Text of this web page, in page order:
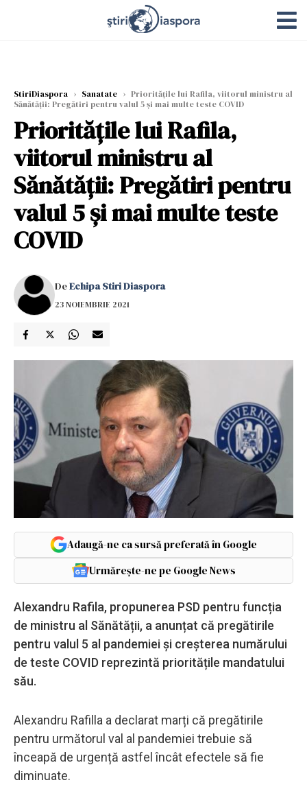
StiriDiaspora › Sanatate › Prioritățile lui Rafila, viitorul ministru al
Sănătății: Pregătiri pentru valul 5 și mai multe teste COVID
Prioritățile lui Rafila,
viitorul ministru al
Sănătății: Pregătiri pentru
valul 5 și mai multe teste
COVID
DeEchipa Stiri Diaspora
23 NOIEMBRIE 2021
Adaugă-ne ca sursă preferată în Google
Urmărește-ne pe Google News
Alexandru Rafila, propunerea PSD pentru funcția
de ministru al Sănătății, a anunțat că pregătirile
pentru valul 5 al pandemiei și creșterea numărului
de teste COVID reprezintă prioritățile mandatului
său.
Alexandru Rafilla a declarat marți că pregătirile
pentru următorul val al pandemiei trebuie să
înceapă de urgență astfel încât efectele să fie
diminuate.